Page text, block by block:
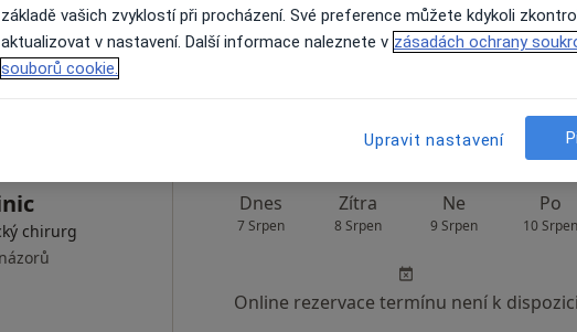
•Mapa
Online rezervace termínu není k
Zobrazit profil
chirurg
Dnes
7 Srpen
Zítra
8 Srpen
Ne
9 Srpen
Po
10 Srpen
Online rezervace termínu není k dispozici
základě vašich zvyklostí při procházení. Své preference můžete kdykoli
aktualizovat v nastavení. Další informace naleznete v zásadách ochrany
souborů cookie.
Upravit nastavení